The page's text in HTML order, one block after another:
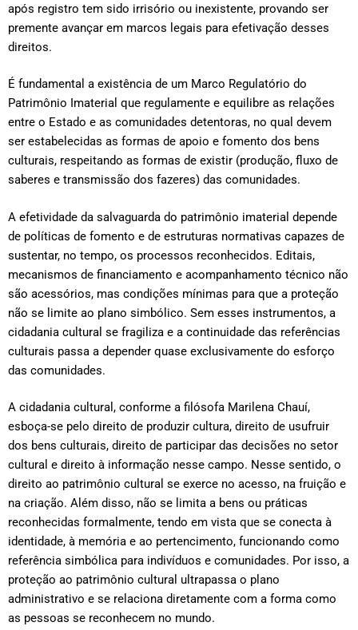
após registro tem sido irrisório ou inexistente, provando ser
premente avançar em marcos legais para efetivação desses
direitos.
É fundamental a existência de um Marco Regulatório do
Patrimônio Imaterial que regulamente e equilibre as relações
entre o Estado e as comunidades detentoras, no qual devem
ser estabelecidas as formas de apoio e fomento dos bens
culturais, respeitando as formas de existir (produção, fluxo de
saberes e transmissão dos fazeres) das comunidades.
A efetividade da salvaguarda do patrimônio imaterial depende
de políticas de fomento e de estruturas normativas capazes de
sustentar, no tempo, os processos reconhecidos. Editais,
mecanismos de financiamento e acompanhamento técnico não
são acessórios, mas condições mínimas para que a proteção
não se limite ao plano simbólico. Sem esses instrumentos, a
cidadania cultural se fragiliza e a continuidade das referências
culturais passa a depender quase exclusivamente do esforço
das comunidades.
A cidadania cultural, conforme a filósofa Marilena Chauí,
esboça-se pelo direito de produzir cultura, direito de usufruir
dos bens culturais, direito de participar das decisões no setor
cultural e direito à informação nesse campo. Nesse sentido, o
direito ao patrimônio cultural se exerce no acesso, na fruição e
na criação. Além disso, não se limita a bens ou práticas
reconhecidas formalmente, tendo em vista que se conecta à
identidade, à memória e ao pertencimento, funcionando como
referência simbólica para indivíduos e comunidades. Por isso, a
proteção ao patrimônio cultural ultrapassa o plano
administrativo e se relaciona diretamente com a forma como
as pessoas se reconhecem no mundo.